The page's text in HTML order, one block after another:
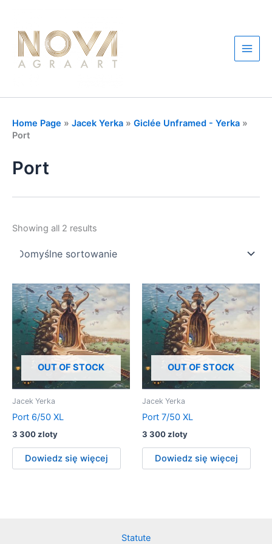
content
Main
Home Page » Jacek Yerka » Giclée Unframed - Yerka »
Port
Port
Showing all 2 results
OUT OF STOCK
Jacek Yerka
Port 6/50 XL
3 300zloty
Dowiedz się więcej
OUT OF STOCK
Jacek Yerka
Port 7/50 XL
3 300zloty
Dowiedz się więcej
Statute